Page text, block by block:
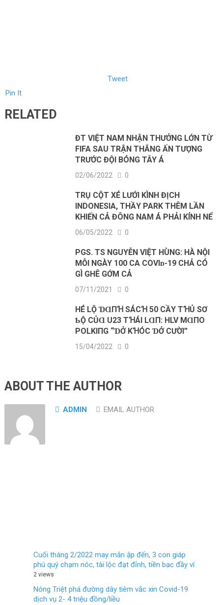
Tweet
Pin It
RELATED
ĐT VIỆT NAM NHẬN THƯỞNG LỚN TỪ
FIFA SAU TRẬN THẮNG ẤN TƯỢNG
TRƯỚC ĐỘI BÓNG TÂY Á
02/06/2022 0
TRỤ CỘT XÉ LƯỚI KÌNH ĐỊCH
INDONESIA, THẦY PARK THÊM LẦN
KHIẾN CẢ ĐÔNG NAM Á PHẢI KÍNH NỂ
06/05/2022 0
PGS. TS NGUYỄN VIỆT HÙNG: HÀ NỘI
MỖI NGÀY 100 CA COVΙᴅ-19 CHẢ CÓ
GÌ GHÊ GỚM CẢ
07/11/2021 0
HÉ LỘ ƊⱭПꞪ SÁCꞪ 50 CẦΥ ТꞪỦ SƠ
ƄỘ CỦⱭ U23 TꞪÁΙ LⱭП: HLV MⱭПO
POLKΙПG “ƊỞ KꞪÓC ƊỞ CƯỜΙ”
15/04/2022 0
ABOUT THE AUTHOR
ADMIN EMAIL AUTHOR
Cuối tháng 2/2022 may mắn ập đến, 3 con giáp
phú quý chạm nóc, tài lộc đạt đỉnh, tiền bạc đầy ví
2 views
Nóng Triệt phá đường dây tiêm vắc xin Covid-19
dịch vụ 2- 4 triệu đồng/liều